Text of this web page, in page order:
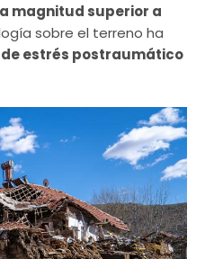
magnitud superior a
sobre el terreno ha
estrés postraumático